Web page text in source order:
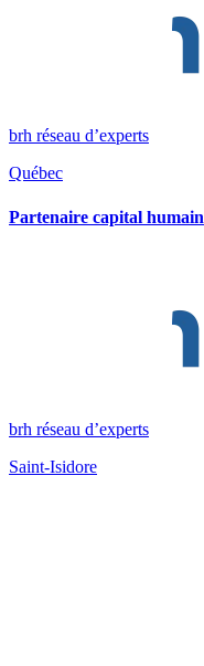
brh réseau d’experts
Québec
Partenaire capital humain
brh réseau d’experts
Saint-Isidore